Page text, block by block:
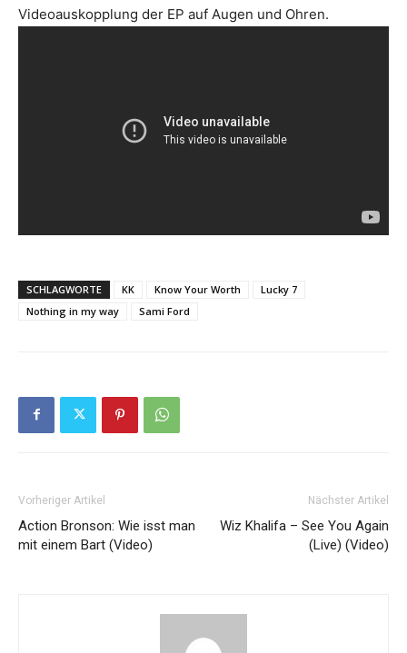
Videoauskopplung der EP auf Augen und Ohren.
SCHLAGWORTE KK Know Your Worth
Lucky 7
Nothing in my way
Sami Ford
Vorheriger Artikel
Action Bronson: Wie isst man
mit einem Bart (Video)
Nächster Artikel
Wiz Khalifa – See You Again
(Live) (Video)